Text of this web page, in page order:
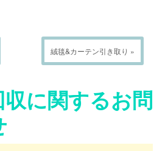
絨毯&カーテン引き取り »
に関するお問